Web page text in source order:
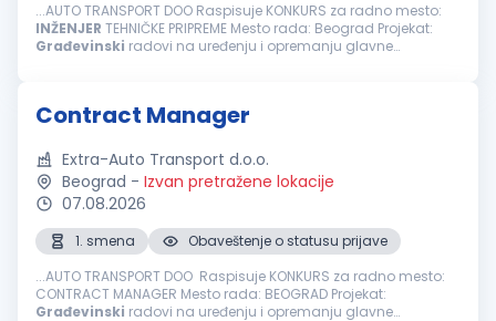
...AUTO TRANSPORT DOO Raspisuje KONKURS za radno mesto:
INŽENJER TEHNIČKE PRIPREME Mesto rada: Beograd Projekat:
Građevinski radovi na uređenju i opremanju glavne
Contract Manager
Extra-Auto Transport d.o.o.
Beograd - Izvan pretražene lokacije
07.08.2026
1. smena
Obaveštenje o statusu prijave
...AUTO TRANSPORT DOO Raspisuje KONKURS za radno mesto:
CONTRACT MANAGER Mesto rada: BEOGRAD Projekat:
Građevinski radovi na uređenju i opremanju glavne